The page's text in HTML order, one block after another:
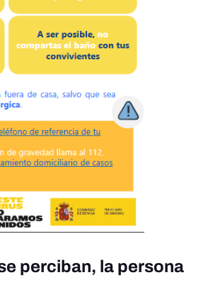
perciban, la persona